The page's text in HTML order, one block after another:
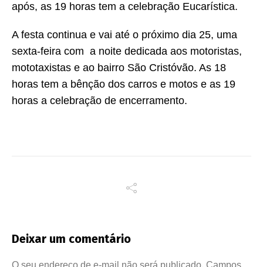
após, as 19 horas tem a celebração Eucarística.
A festa continua e vai até o próximo dia 25, uma
sexta-feira com a noite dedicada aos motoristas,
mototaxistas e ao bairro São Cristóvão. As 18
horas tem a bênção dos carros e motos e as 19
horas a celebração de encerramento.
Deixar um comentário